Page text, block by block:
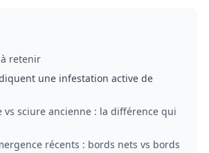
à retenir
une infestation active de
vs sciure ancienne : la différence qui
récents : bords nets vs bords